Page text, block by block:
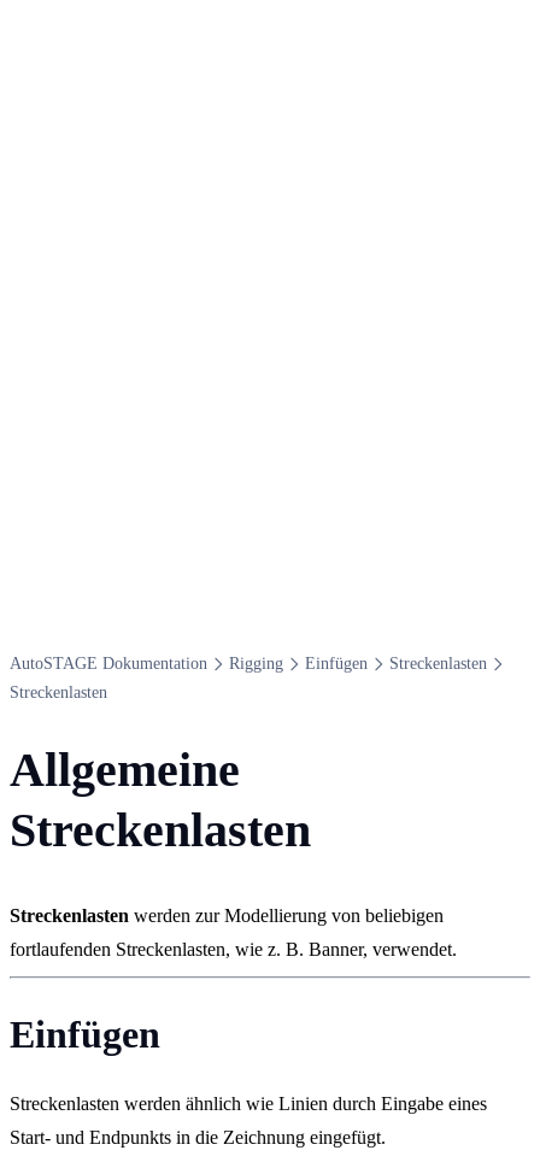
Auto​STAGE Dokumentation Rigging Einfügen
Streckenlasten
Streckenlasten
Allgemeine
Streckenlasten
Streckenlasten werden zur Modellierung von beliebigen
fortlaufenden Streckenlasten, wie z. B. Banner, verwendet.
Einfügen
Streckenlasten werden ähnlich wie Linien durch Eingabe eines
Start- und Endpunkts in die Zeichnung eingefügt.